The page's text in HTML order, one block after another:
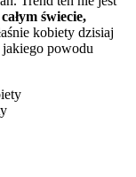
świecie,
kobiety dzisiaj
jakiego powodu